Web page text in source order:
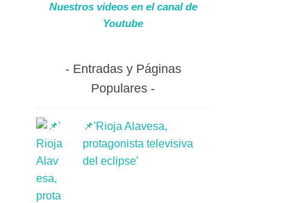
Nuestros videos en el canal de
Youtube
Entradas y Páginas
Populares
📌'Rioja Alavesa,
protagonista televisiva
del eclipse'